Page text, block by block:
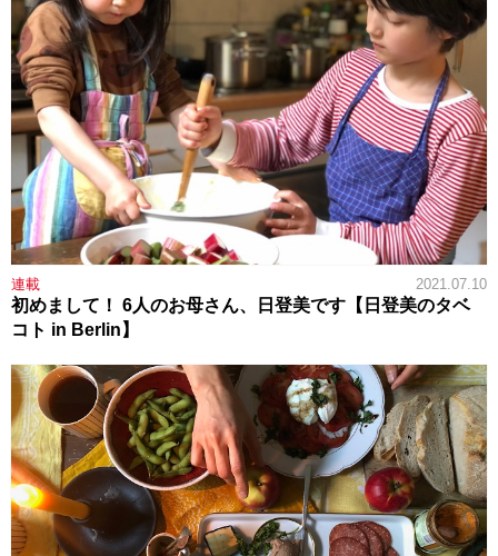
連載 2021.07.10
初めまして！ 6人のお母さん、日登美です【日登美のタベ
コト in Berlin】